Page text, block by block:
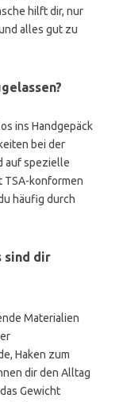
hilft dir, nur
alles gut zu
ins Handgepäck
bei der
auf spezielle
TSA-konformen
häufig durch
sind dir
Materialien
Haken zum
dir den Alltag
Gewicht